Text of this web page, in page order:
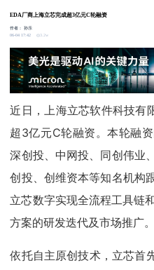
EDA厂商上海立芯完成超3亿元C轮融资
作者：孙乐
06-04 17:42
3.2w
近日，上海立芯软件科技有
超3亿元C轮融资。本轮融
深创投、中网投、同创伟业
创投、创维资本等知名机构
立芯数字实现全流程工具链
方案的研发迭代及市场推广。
依托自主原创技术，立芯首